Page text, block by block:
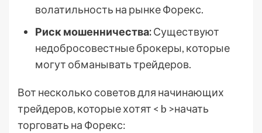
волатильность на рынке Форекс.
Риск мошенничества:Существуют
недобросовестные брокеры, которые
могут обманывать трейдеров.
Вот несколько советов для начинающих
трейдеров, которые хотят < b >начать
торговать на Форекс: